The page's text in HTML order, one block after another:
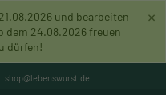
und bearbeiten
dem 24.08.2026 freuen
dürfen!
×
shop@lebenswurst.de